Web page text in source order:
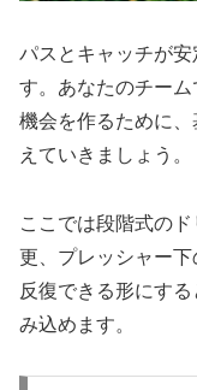
パスとキャッチが
す。あなたのチー
機会を作るために
えていきましょう。
ここでは段階式の
更、プレッシャー
反復できる形にす
み込めます。